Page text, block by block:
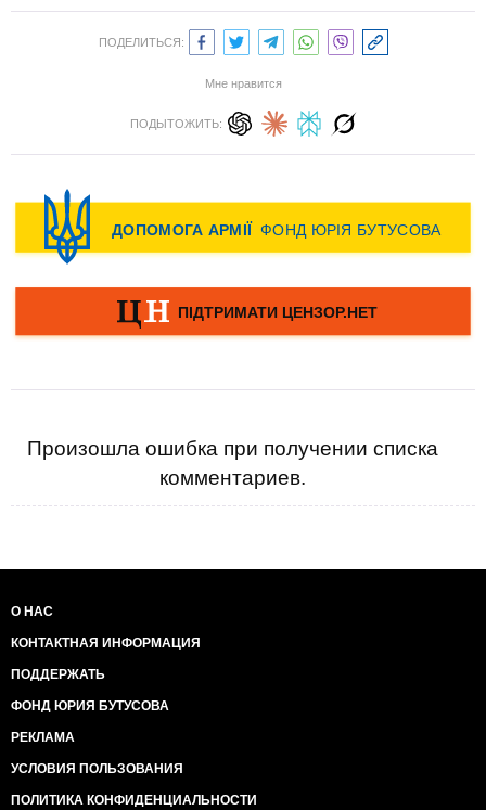
ПОДЕЛИТЬСЯ:
Мне нравится
ПОДЫТОЖИТЬ:
Произошла ошибка при получении списка
комментариев.
О НАС
КОНТАКТНАЯ ИНФОРМАЦИЯ
ПОДДЕРЖАТЬ
ФОНД ЮРИЯ БУТУСОВА
РЕКЛАМА
УСЛОВИЯ ПОЛЬЗОВАНИЯ
ПОЛИТИКА КОНФИДЕНЦИАЛЬНОСТИ